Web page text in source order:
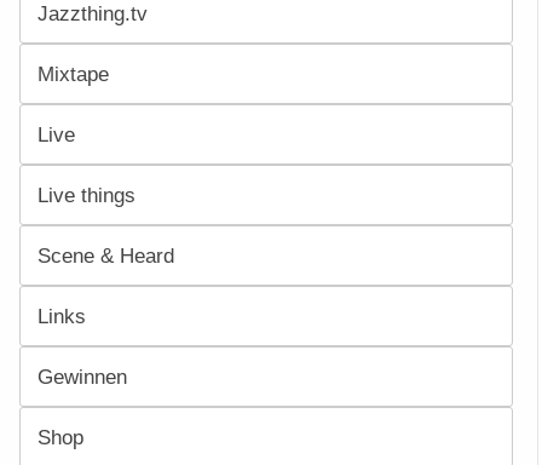
Jazzthing.tv
Mixtape
Live
Live things
Scene & Heard
Links
Gewinnen
Shop